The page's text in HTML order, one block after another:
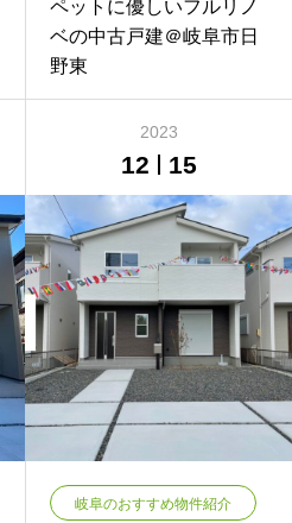
ペットに優しいフルリノ
ベの中古戸建＠岐阜市日
野東
2023
12 15
岐阜のおすすめ物件紹介